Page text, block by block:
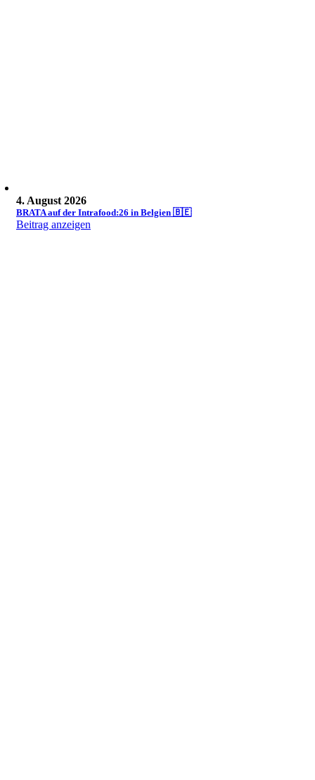
4. August 2026
BRATA auf der Intrafood:26 in Belgien 🇧🇪
Beitrag anzeigen